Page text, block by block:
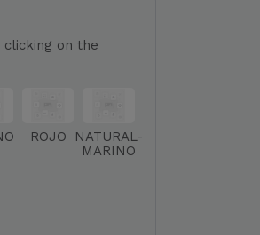
on the
ROJO
NATURAL-
MARINO